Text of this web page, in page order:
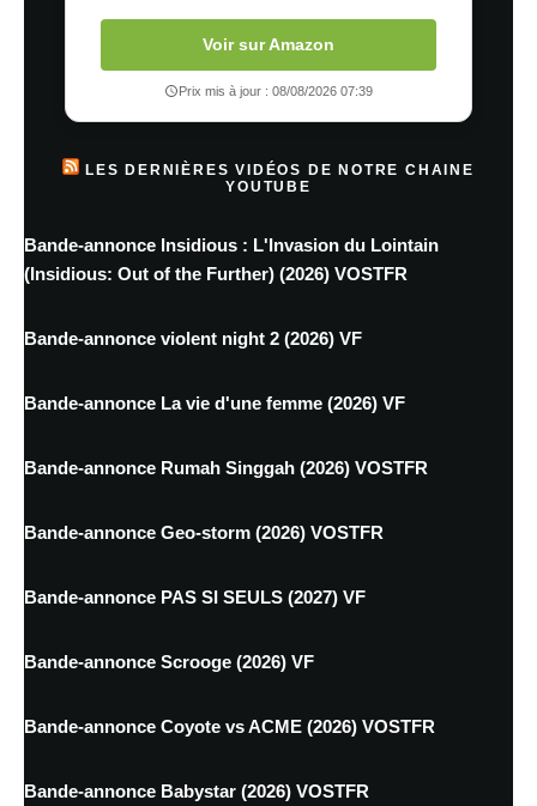
Voir sur Amazon
Prix mis à jour : 08/08/2026 07:39
LES DERNIÈRES VIDÉOS DE NOTRE CHAINE
YOUTUBE
Bande-annonce Insidious : L'Invasion du Lointain
(Insidious: Out of the Further) (2026) VOSTFR
Bande-annonce violent night 2 (2026) VF
Bande-annonce La vie d'une femme (2026) VF
Bande-annonce Rumah Singgah (2026) VOSTFR
Bande-annonce Geo-storm (2026) VOSTFR
Bande-annonce PAS SI SEULS (2027) VF
Bande-annonce Scrooge (2026) VF
Bande-annonce Coyote vs ACME (2026) VOSTFR
Bande-annonce Babystar (2026) VOSTFR